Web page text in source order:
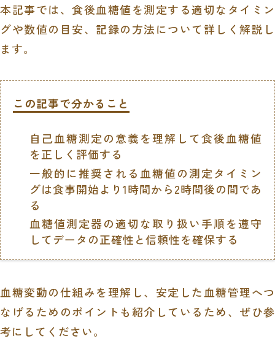
本記事では、食後血糖値を測定する適切なタイミン
グや数値の目安、記録の方法について詳しく解説し
ます。
この記事で分かること
自己血糖測定の意義を理解して食後血糖値
を正しく評価する
一般的に推奨される血糖値の測定タイミン
グは食事開始より1時間から2時間後の間であ
る
血糖値測定器の適切な取り扱い手順を遵守
してデータの正確性と信頼性を確保する
血糖変動の仕組みを理解し、安定した血糖管理へつ
なげるためのポイントも紹介しているため、ぜひ参
考にしてください。